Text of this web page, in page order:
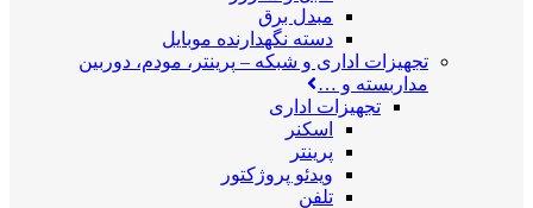
مبدل برق
دسته نگهدارنده موبایل
تجهیزات اداری و شبکه – پرینتر، مودم، دوربین
مداربسته و …
تجهیزات اداری
اسکنر
پرینتر
ویدئو پروژکتور
تلفن